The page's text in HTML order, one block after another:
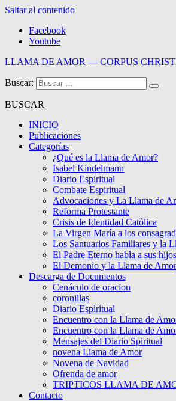
Saltar al contenido
Facebook
Youtube
LLAMA DE AMOR — CORPUS
Blog de la Llama de Amor
Buscar:
BUSCAR
INICIO
Publicaciones
Categorías
¿Qué es la Llama de Amor?
Isabel Kindelmann
Diario Espiritual
Combate Espiritual
Advocaciones y La Llama de
Reforma Protestante
Crisis de Identidad Católica
La Virgen María a los
Los Santuarios Familiares y la
El Padre Eterno habla a sus hijos
El Demonio y la Llama de Amor
Descarga de Documentos
Cenáculo de oracion
coronillas
Diario Espiritual
Encuentro con la Llama de
Encuentro con la Llama de
Mensajes del Diario Spiritual
novena Llama de Amor
Novena de Navidad
Ofrenda de amor
TRIPTICOS LLAMA DE
Contacto